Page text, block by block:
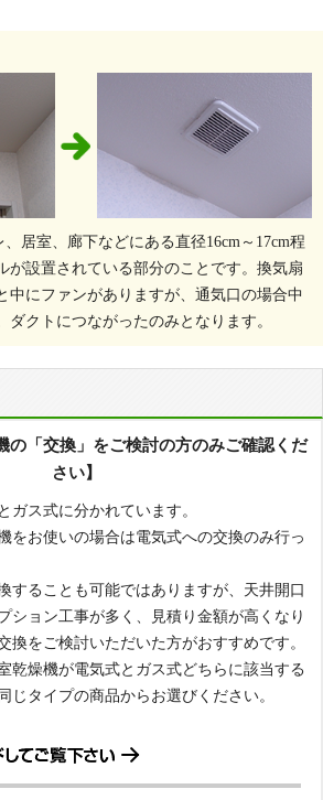
居室、廊下などにある直径16cm～17cm程
が設置されている部分のことです。換気扇
中にファンがありますが、通気口の場合中
ダクトにつながったのみとなります。
の「交換」をご検討の方のみご確認くだ
さい】
ガス式に分かれています。
をお使いの場合は電気式への交換のみ行っ
することも可能ではありますが、天井開口
ション工事が多く、見積り金額が高くなり
換をご検討いただいた方がおすすめです。
乾燥機が電気式とガス式どちらに該当する
じタイプの商品からお選びください。